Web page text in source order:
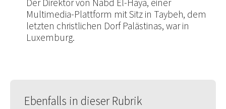
Der Direktor von Nabd El-Haya, einer
Multimedia-Plattform mit Sitz in Taybeh, dem
letzten christlichen Dorf Palästinas, war in
Luxemburg.
Ebenfalls in dieser Rubrik